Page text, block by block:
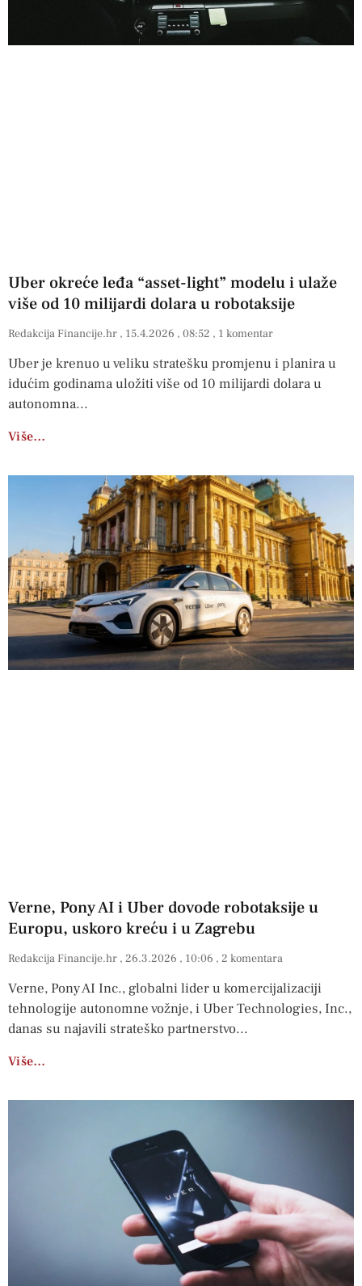
Uber okreće leđa “asset-light” modelu i ulaže
više od 10 milijardi dolara u robotaksije
Redakcija Financije.hr 15.4.2026 08:52 1 komentar
Uber je krenuo u veliku stratešku promjenu i planira u
idućim godinama uložiti više od 10 milijardi dolara u
autonomna
Više…
Verne, Pony AI i Uber dovode robotaksije u
Europu, uskoro kreću i u Zagrebu
Redakcija Financije.hr 26.3.2026 10:06 2 komentara
Verne, Pony AI Inc., globalni lider u komercijalizaciji
tehnologije autonomne vožnje, i Uber Technologies, Inc.,
danas su najavili strateško partnerstvo
Više…